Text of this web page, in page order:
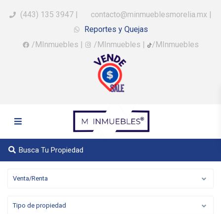
(443) 135 3947 | contacto@minmueblesmorelia.mx |
Reportes y Quejas
/MInmuebles | /MInmuebles | /MInmuebles
Busca Tu Propiedad
Venta/Renta
Tipo de propiedad